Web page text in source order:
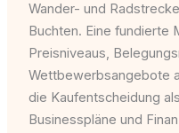
Wander- und
Buchten. Eine fundierte
Preisniveaus,
Wettbewerbsangebote
die Kaufentscheidung
Businesspläne und